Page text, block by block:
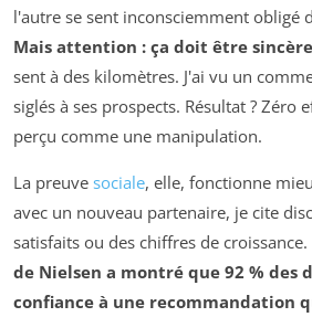
l'autre se sent inconsciemment obligé
Mais attention : ça doit être sincère
sent à des kilomètres. J'ai vu un
siglés à ses prospects. Résultat ? Zéro
perçu comme une manipulation.
La preuve sociale, elle, fonctionne
avec un nouveau partenaire, je cite
satisfaits ou des chiffres de croissance.
de Nielsen a montré que 92 % des
confiance à une recommandation